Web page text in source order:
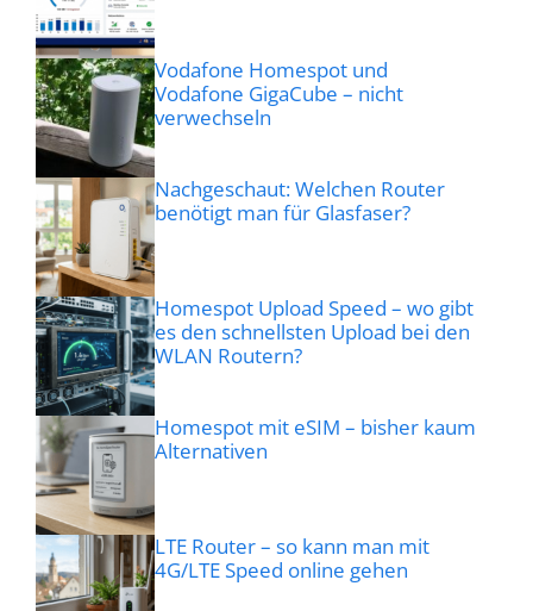
Vodafone Homespot und
Vodafone GigaCube – nicht
verwechseln
Nachgeschaut: Welchen Router
benötigt man für Glasfaser?
Homespot Upload Speed – wo gibt
es den schnellsten Upload bei den
WLAN Routern?
Homespot mit eSIM – bisher kaum
Alternativen
LTE Router – so kann man mit
4G/LTE Speed online gehen